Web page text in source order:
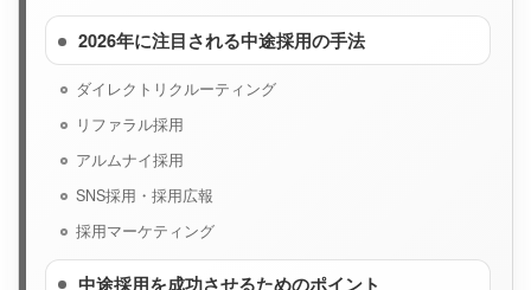
2026年に注目される中途採用の手法
ダイレクトリクルーティング
リファラル採用
アルムナイ採用
SNS採用・採用広報
採用マーケティング
中途採用を成功させるためのポイント